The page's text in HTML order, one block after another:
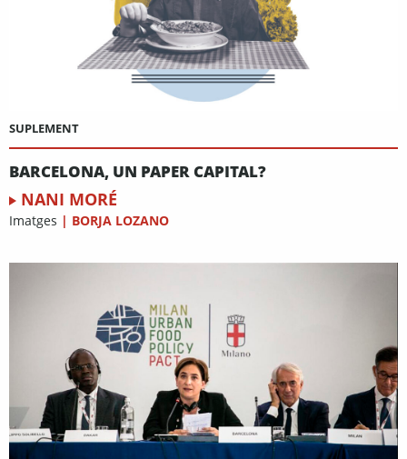
SUPLEMENT
BARCELONA, UN PAPER CAPITAL?
NANI MORÉ
Imatges | BORJA LOZANO